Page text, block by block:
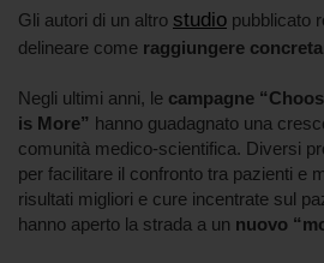
Gli autori di un altro studio pubblicato
delineare come raggiungere
Negli ultimi anni, le campagne
is More” hanno guadagnato una
comunità medico-scientifica. Diversi
per facilitare il confronto tra pazienti e
risultati migliori e cure incentrate sul
hanno aperto la strada a un nuovo